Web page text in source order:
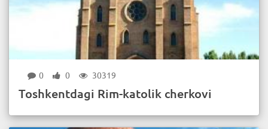
0 0 30319
Toshkentdagi Rim-katolik cherkovi